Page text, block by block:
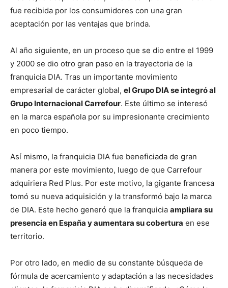
fue recibida por los consumidores con una gran
aceptación por las ventajas que brinda.
Al año siguiente, en un proceso que se dio entre el 1999
y 2000 se dio otro gran paso en la trayectoria de la
franquicia DIA. Tras un importante movimiento
empresarial de carácter global, el Grupo DIA se integró al
Grupo Internacional Carrefour. Este último se interesó
en la marca española por su impresionante crecimiento
en poco tiempo.
Así mismo, la franquicia DIA fue beneficiada de gran
manera por este movimiento, luego de que Carrefour
adquiriera Red Plus. Por este motivo, la gigante francesa
tomó su nueva adquisición y la transformó bajo la marca
de DIA. Este hecho generó que la franquicia ampliara su
presencia en España y aumentara su cobertura en ese
territorio.
Por otro lado, en medio de su constante búsqueda de
fórmula de acercamiento y adaptación a las necesidades